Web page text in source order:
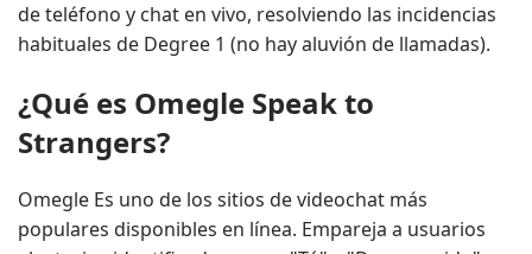
de teléfono y chat en vivo, resolviendo las incidencias
habituales de Degree 1 (no hay aluvión de llamadas).
¿Qué es Omegle Speak to
Strangers?
Omegle Es uno de los sitios de videochat más
populares disponibles en línea. Empareja a usuarios